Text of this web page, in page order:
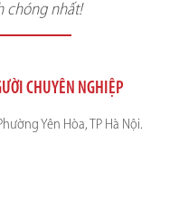
chóng nhất!
CHUYÊN NGHIỆP
Yên Hòa, TP Hà Nội.